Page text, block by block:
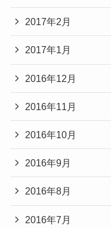
2017年2月
2017年1月
2016年12月
2016年11月
2016年10月
2016年9月
2016年8月
2016年7月